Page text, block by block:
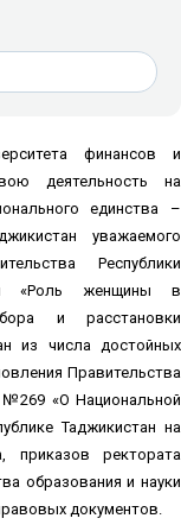
финансов и
деятельность на
единства –
уважаемого
Республики
«Роль женщины в
и расстановки
из числа достойных
Правительства
№269 «О Национальной
Таджикистан на
приказов ректората
образования и науки
документов.